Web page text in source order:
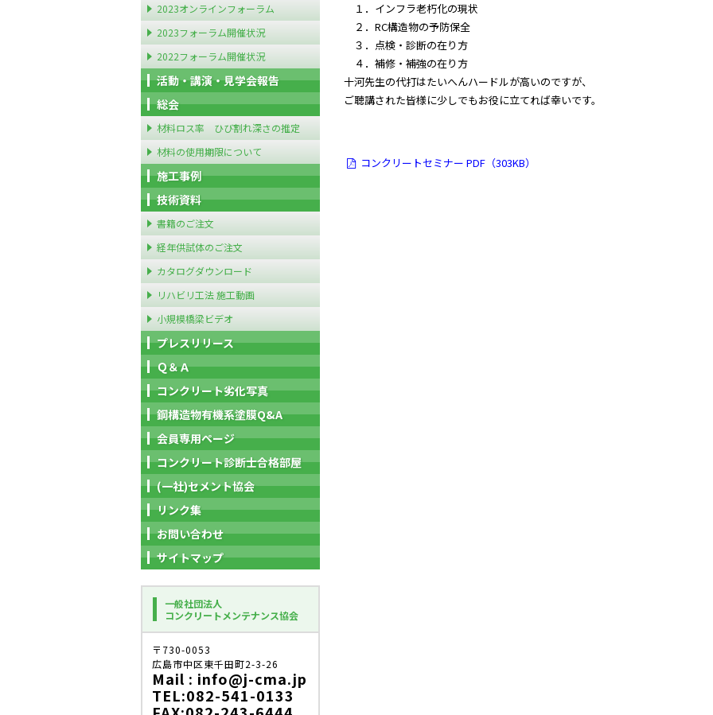
１．インフラ老朽化の現状
２．RC構造物の予防保全
３．点検・診断の在り方
４．補修・補強の在り方
十河先生の代打はたいへんハードルが高いのですが、
ご聴講された皆様に少しでもお役に立てれば幸いです。
コンクリートセミナー PDF（303KB）
2023オンラインフォーラム
2023フォーラム開催状況
2022フォーラム開催状況
活動・講演・見学会報告
総会
材料ロス率 ひび割れ深さの推定
材料の使用期限について
施工事例
技術資料
書籍のご注文
経年供試体のご注文
カタログダウンロード
リハビリ工法 施工動画
小規模橋梁ビデオ
プレスリリース
Ｑ＆Ａ
コンクリート劣化写真
鋼構造物有機系塗膜Q&A
会員専用ページ
コンクリート診断士合格部屋
(一社)セメント協会
リンク集
お問い合わせ
サイトマップ
一般社団法人
コンクリートメンテナンス協会
〒730-0053
広島市中区東千田町2-3-26
Mail : info@j-cma.jp
TEL:082-541-0133